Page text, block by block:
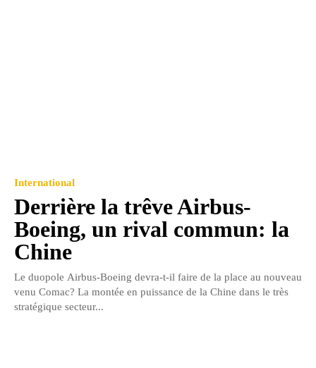
International
Derrière la trêve Airbus-
Boeing, un rival commun: la
Chine
Le duopole Airbus-Boeing devra-t-il faire de la place au nouveau
venu Comac? La montée en puissance de la Chine dans le très
stratégique secteur...